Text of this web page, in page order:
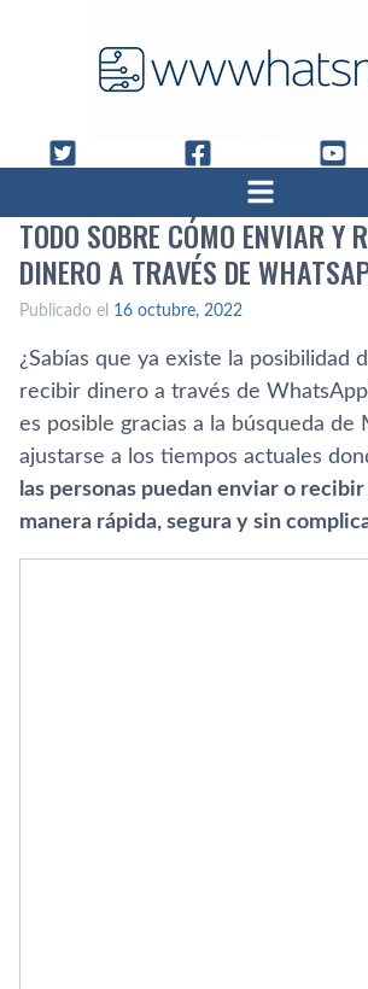
TODO SOBRE CÓMO ENVIAR Y
DINERO A TRAVÉS DE
Publicado el 16 octubre, 2022
¿Sabías que ya existe la posibilidad
recibir dinero a través de
es posible gracias a la búsqueda de
ajustarse a los tiempos actuales
las personas puedan enviar o
manera rápida, segura y sin